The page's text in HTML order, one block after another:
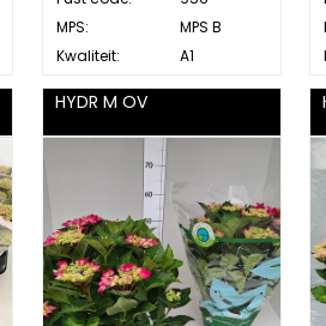
MPS:
MPS B
Kwaliteit:
A1
HYDR M OV